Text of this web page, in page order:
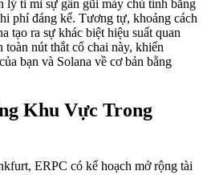
lý tỉ mỉ sự gần gũi máy chủ tính bằng
phí đáng kể. Tương tự, khoảng cách
tạo ra sự khác biệt hiệu suất quan
nút thắt cổ chai này, khiến
bạn và Solana về cơ bản bằng
Khu Vực Trong
ERPC có kế hoạch mở rộng tài